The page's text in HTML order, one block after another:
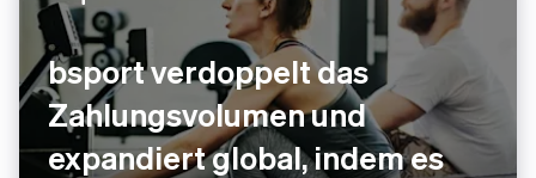
bsport verdoppelt das
Zahlungsvolumen und
expandiert global, indem es